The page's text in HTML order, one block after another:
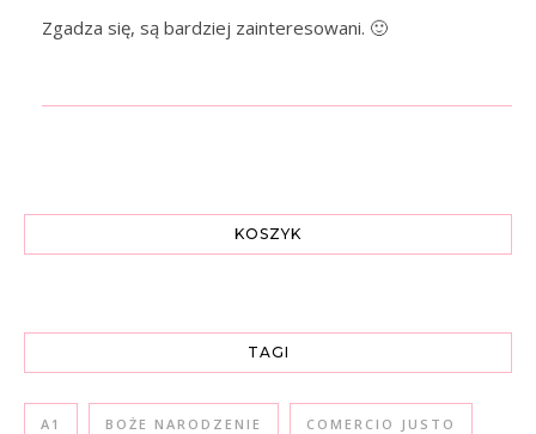
Zgadza się, są bardziej zainteresowani. 🙂
KOSZYK
TAGI
A1 BOŻE NARODZENIE COMERCIO JUSTO